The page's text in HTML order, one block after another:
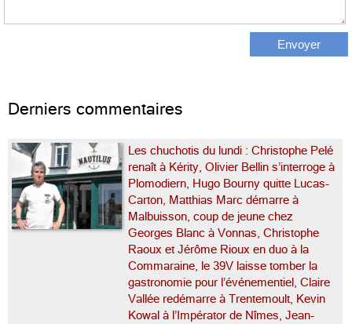
Derniers commentaires
Les chuchotis du lundi : Christophe Pelé
renaît à Kérity, Olivier Bellin s’interroge à
Plomodiern, Hugo Bourny quitte Lucas-
Carton, Matthias Marc démarre à
Malbuisson, coup de jeune chez
Georges Blanc à Vonnas, Christophe
Raoux et Jérôme Rioux en duo à la
Commaraine, le 39V laisse tomber la
gastronomie pour l’événementiel, Claire
Vallée redémarre à Trentemoult, Kevin
Kowal à l’Impérator de Nîmes, Jean-